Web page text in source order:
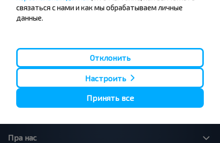
Мінск - Брест
Мінск - Гомель
Брест - Мінск
Вильнюс - Мінск
Москва - Брест
Мінск - Варшава
Москва - Баранавiчы
Брест - Люблин
Брест - Варшава
Пра нас
связаться с нами и как мы обрабатываем личные
данные.
Отклонить
Настроить
Принять все